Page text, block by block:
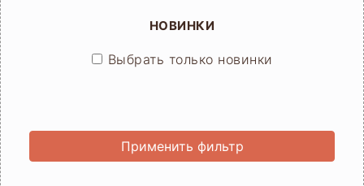
НОВИНКИ
Выбрать только новинки